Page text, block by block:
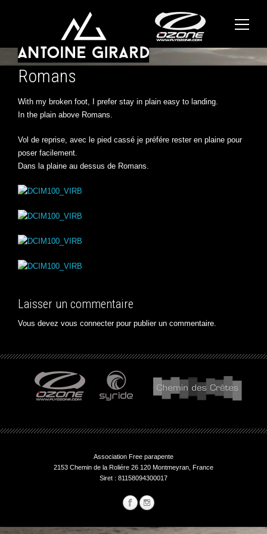
Romans
With my broken foot, I prefer stay in plain easy to landing.
In the plain above Romans.
Vol de reprise, avec le pied cassé je préfére rester en plaine pour
poser facilement.
Dans la plaine au dessus de Romans.
Laisser un commentaire
Vous devez vous connecterpour publier un commentaire.
Association Free parapente
2153 Chemin de la Roliére 26 120 Montmeyran, France
Siret : 81158094300017